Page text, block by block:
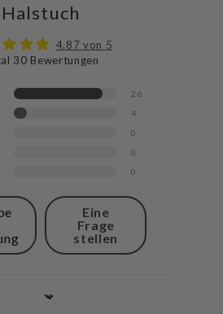
Halstuch
4.87 von 5
30 Bewertungen
26
4
0
0
0
Eine
Frage
stellen